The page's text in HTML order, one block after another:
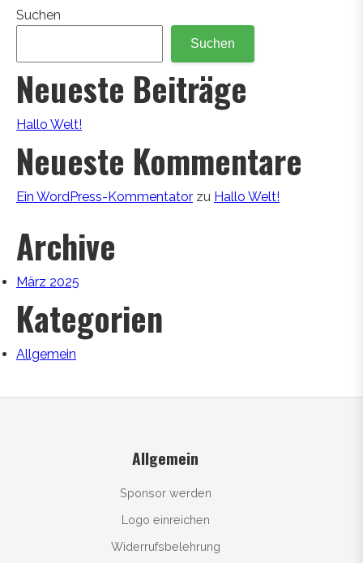
Suchen
Suchen
Neueste Beiträge
Hallo Welt!
Neueste Kommentare
Ein WordPress-Kommentator zu Hallo Welt!
Archive
März 2025
Kategorien
Allgemein
Allgemein
Sponsor werden
Logo einreichen
Widerrufsbelehrung